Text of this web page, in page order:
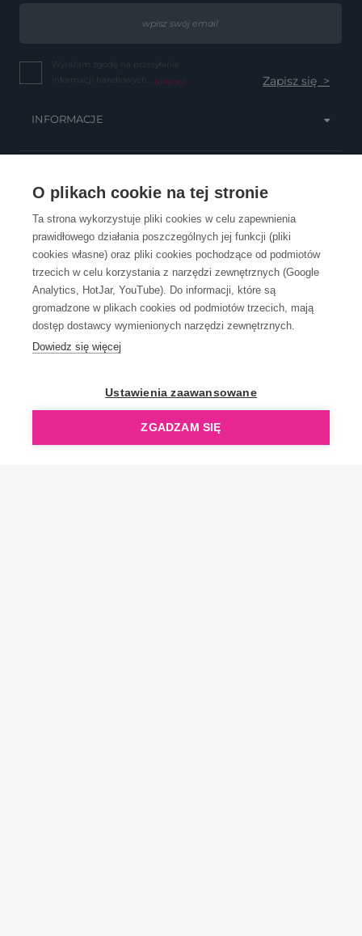
O plikach cookie na tej stronie
Ta strona wykorzystuje pliki cookies w celu zapewnienia
prawidłowego działania poszczególnych jej funkcji (pliki
cookies własne) oraz pliki cookies pochodzące od podmiotów
trzecich w celu korzystania z narzędzi zewnętrznych (Google
Analytics, HotJar, YouTube). Do informacji, które są
gromadzone w plikach cookies od podmiotów trzecich, mają
dostęp dostawcy wymienionych narzędzi zewnętrznych.
Dowiedz się więcej
Ustawienia zaawansowane
ZGADZAM SIĘ
Wyrażam zgodę na przesyłanie
informacji handlowych... (więcej)
INFORMACJE
OBSŁUGA KLIENTA
KONTAKT
OpenGift jest częścią ReflectGroup.